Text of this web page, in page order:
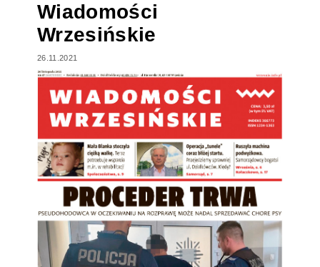
Wiadomości
Wrzesińskie
26.11.2021